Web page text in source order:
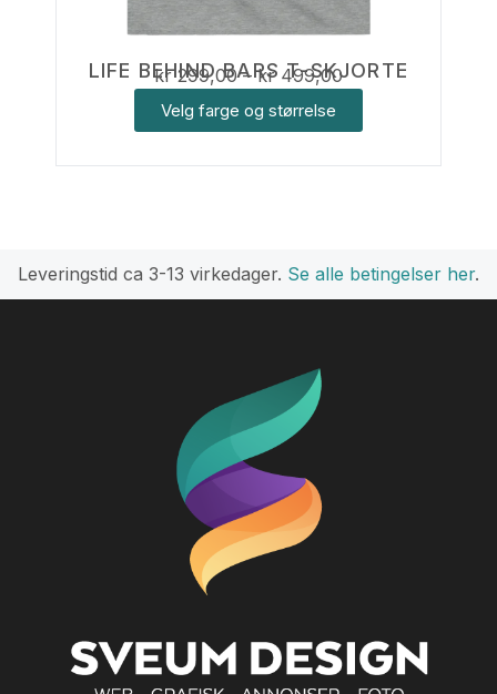
LIFE BEHIND BARS T-SKJORTE
kr299,00 – kr499,00
Velg farge og størrelse
Leveringstid ca 3-13 virkedager. Se alle betingelser her.